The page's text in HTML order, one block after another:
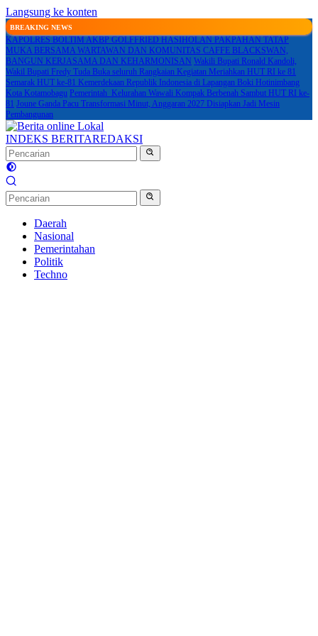
Langsung ke konten
BREAKING NEWS
KAPOLRES BOLTIM AKBP GOLFFRIED HASIHOLAN PAKPAHAN TATAP
MUKA BERSAMA WARTAWAN DAN KOMUNITAS CAFFE BLACKSWAN,
BANGUN KERJASAMA DAN KEHARMONISAN Wakili Bupati Ronald Kandoli,
Wakil Bupati Fredy Tuda Buka seluruh Rangkaian Kegiatan Meriahkan HUT RI ke 81
Semarak HUT ke-81 Kemerdekaan Republik Indonesia di Lapangan Boki Hotinimbang
Kota Kotamobagu Pemerintah Kelurahan Wawali Kompak Berbenah Sambut HUT RI ke-
81 Joune Ganda Pacu Transformasi Minut, Anggaran 2027 Disiapkan Jadi Mesin
Pembangunan
INDEKS BERITAREDAKSI
Daerah
Nasional
Pemerintahan
Politik
Techno